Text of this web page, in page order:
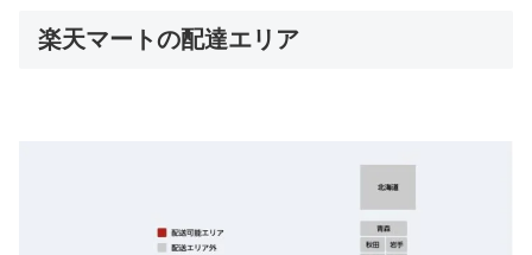
楽天マートの配達エリア